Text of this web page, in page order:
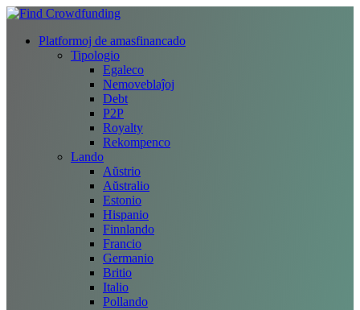
Platformoj de amasfinancado
Tipologio
Egaleco
Nemoveblaĵoj
Debt
P2P
Royalty
Rekompenco
Lando
Aŭstrio
Aŭstralio
Estonio
Hispanio
Finnlando
Francio
Germanio
Britio
Italio
Pollando